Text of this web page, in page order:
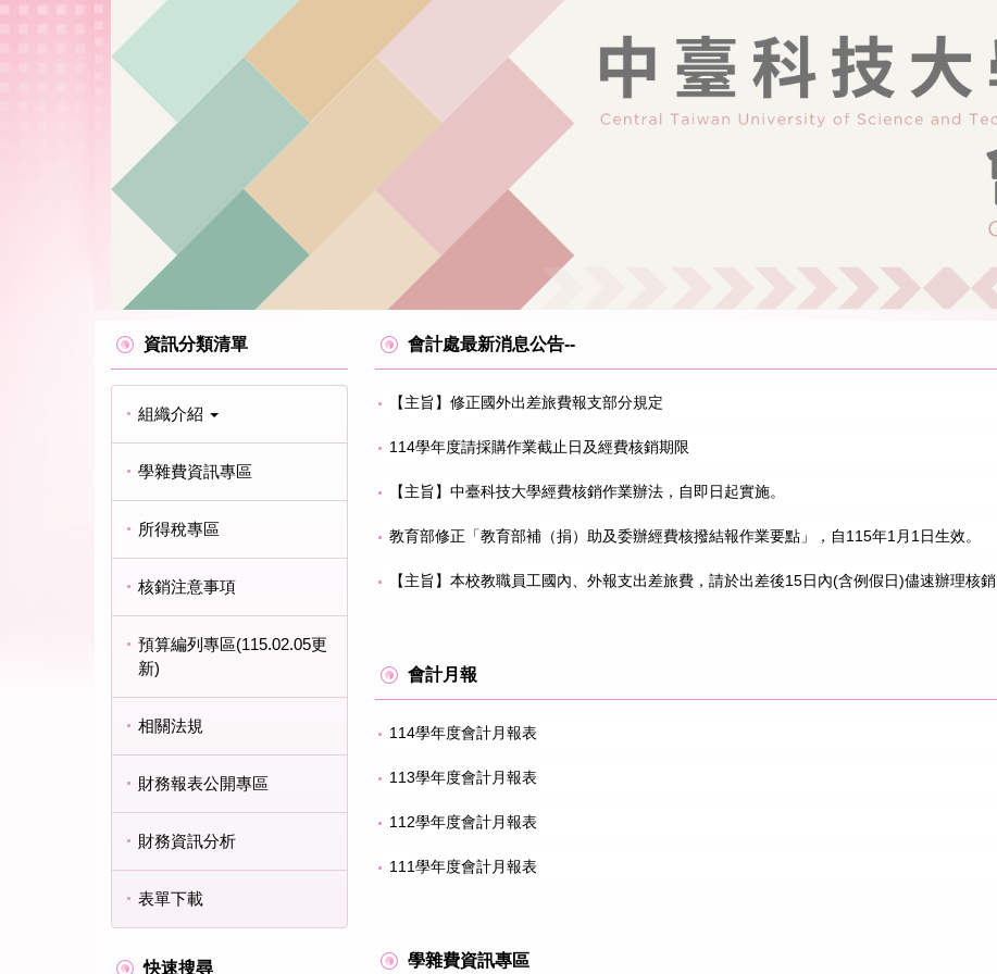
資訊分類清單
組織介紹
學雜費資訊專區
所得稅專區
核銷注意事項
預算編列專區(115.02.05更
新)
相關法規
財務報表公開專區
財務資訊分析
表單下載
快速搜尋
會計處最新消息公告--
【主旨】修正國外出差旅費報支部分規定
114學年度請採購作業截止日及經費核銷期限
【主旨】中臺科技大學經費核銷作業辦法，自即日起實施。
教育部修正「教育部補（捐）助及委辦經費核撥結報作業要點」，自115年1月1日生效。
【主旨】本校教職員工國內、外報支出差旅費，請於出差後15日內(含例假日)儘速辦理核銷
會計月報
114學年度會計月報表
113學年度會計月報表
112學年度會計月報表
111學年度會計月報表
學雜費資訊專區